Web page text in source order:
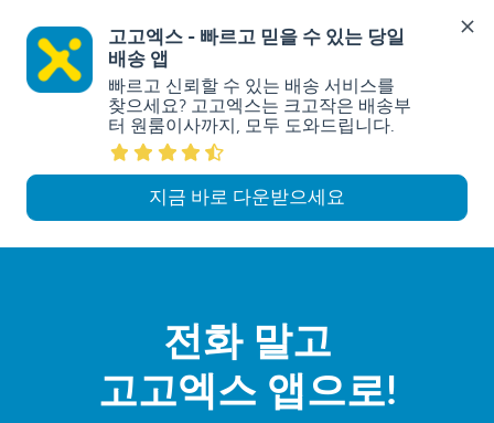
고고엑스 - 빠르고 믿을 수 있는 당일
배송 앱
빠르고 신뢰할 수 있는 배송 서비스를
찾으세요? 고고엑스는 크고작은 배송부
터 원룸이사까지, 모두 도와드립니다.
지금 바로 다운받으세요
전화 말고
고고엑스 앱으로!